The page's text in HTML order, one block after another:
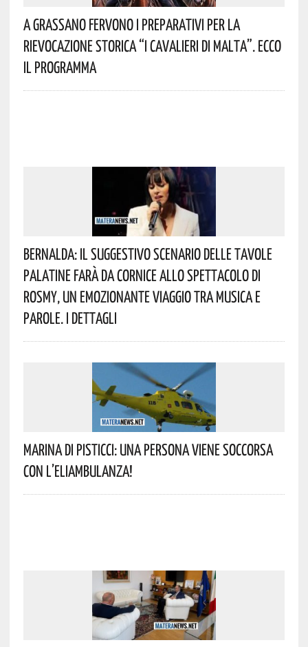
A Grassano Fervono I Preparativi Per La
Rievocazione Storica “I CAVALIERI DI MALTA”. Ecco
Il Programma
Bernalda: Il Suggestivo Scenario Delle Tavole
Palatine Farà Da Cornice Allo Spettacolo Di
Rosmy, Un Emozionante Viaggio Tra Musica E
Parole. I Dettagli
Marina Di Pisticci: Una Persona Viene Soccorsa
Con L’eliambulanza!